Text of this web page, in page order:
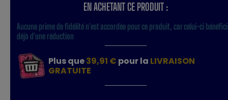
EN ACHETANT CE PRODUIT :
Aucune prime de fidélité n'est accordée pour ce produit, car celui-ci
déjà d'une réduction
Plus que39,91 € pour la LIVRAISON
GRATUITE